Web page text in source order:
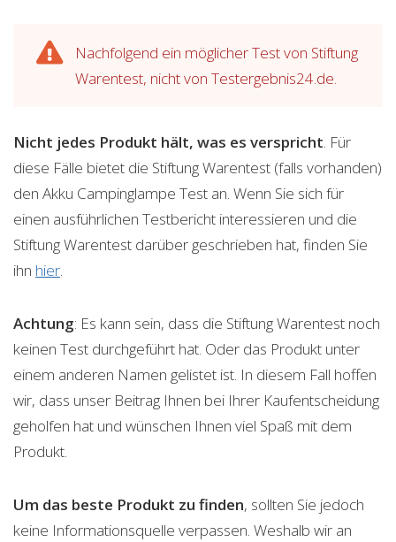
Nachfolgend ein möglicher Test von Stiftung
Warentest, nicht von Testergebnis24.de.
Nicht jedes Produkt hält, was es verspricht. Für
diese Fälle bietet die Stiftung Warentest (falls vorhanden)
den Akku Campinglampe Test an. Wenn Sie sich für
einen ausführlichen Testbericht interessieren und die
Stiftung Warentest darüber geschrieben hat, finden Sie
ihn hier.
Achtung: Es kann sein, dass die Stiftung Warentest noch
keinen Test durchgeführt hat. Oder das Produkt unter
einem anderen Namen gelistet ist. In diesem Fall hoffen
wir, dass unser Beitrag Ihnen bei Ihrer Kaufentscheidung
geholfen hat und wünschen Ihnen viel Spaß mit dem
Produkt.
Um das beste Produkt zu finden, sollten Sie jedoch
keine Informationsquelle verpassen. Weshalb wir an